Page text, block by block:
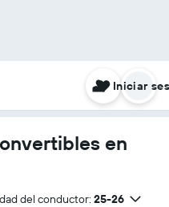
Iniciar
en
del conductor: 25-26